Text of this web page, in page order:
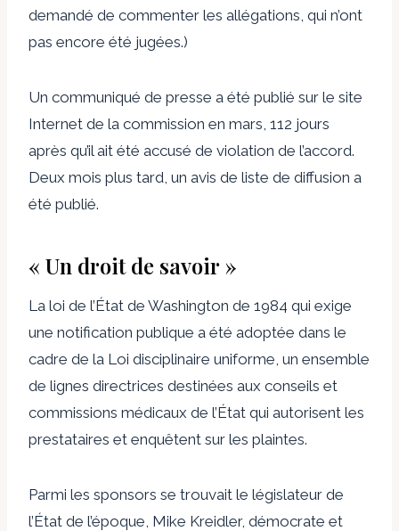
demandé de commenter les allégations, qui n’ont
pas encore été jugées.)
Un communiqué de presse a été publié sur le site
Internet de la commission en mars, 112 jours
après qu’il ait été accusé de violation de l’accord.
Deux mois plus tard, un avis de liste de diffusion a
été publié.
« Un droit de savoir »
La loi de l’État de Washington de 1984 qui exige
une notification publique a été adoptée dans le
cadre de la Loi disciplinaire uniforme, un ensemble
de lignes directrices destinées aux conseils et
commissions médicaux de l’État qui autorisent les
prestataires et enquêtent sur les plaintes.
Parmi les sponsors se trouvait le législateur de
l’État de l’époque, Mike Kreidler, démocrate et